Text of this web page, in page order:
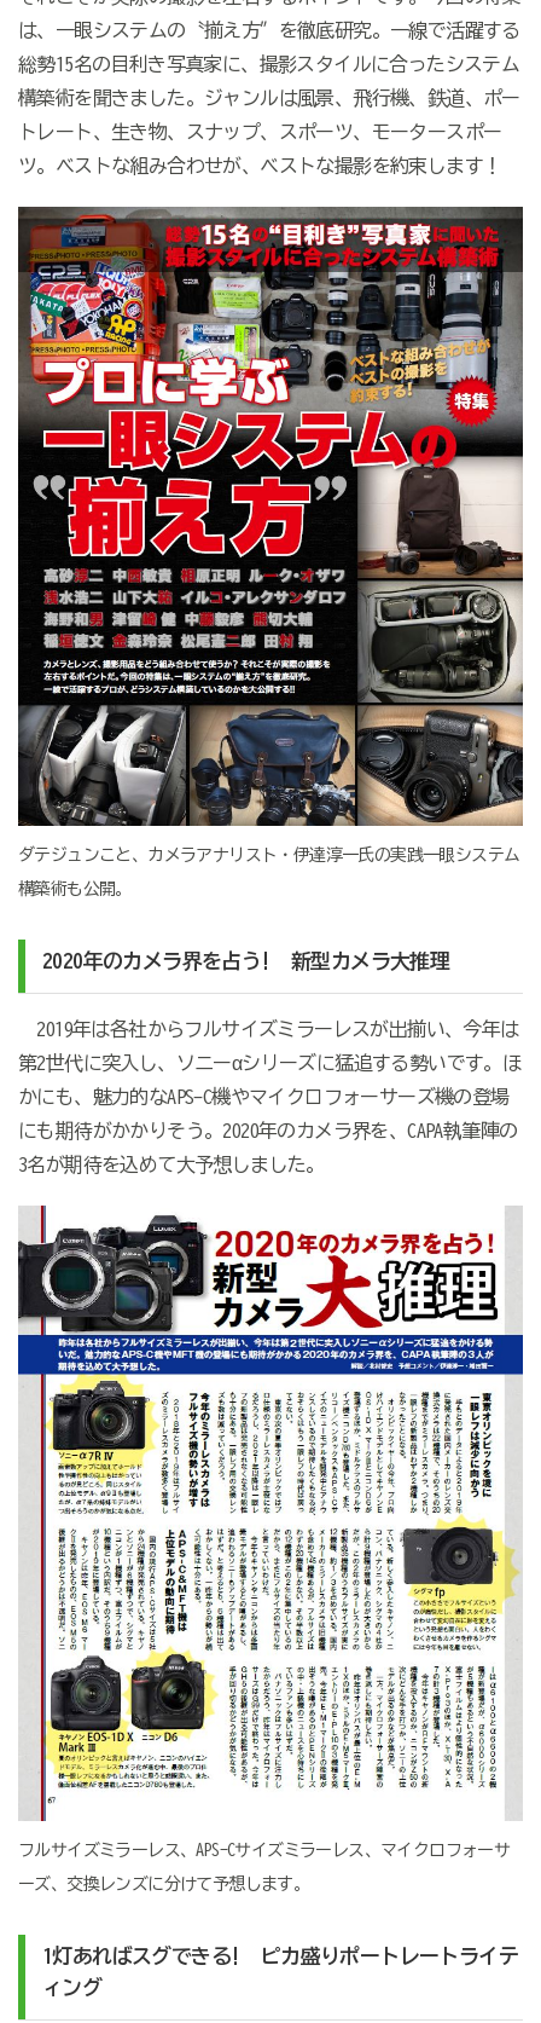
は、一眼システムの〝揃え方″を徹底研究。一線で活躍する
総勢15名の目利き写真家に、撮影スタイルに合ったシステム
構築術を聞きました。ジャンルは風景、飛行機、鉄道、ポー
トレート、生き物、スナップ、スポーツ、モータースポー
ツ。ベストな組み合わせが、ベストな撮影を約束します！
ダテジュンこと、カメラアナリスト・伊達淳一氏の実践一眼システム
構築術も公開。
2020年のカメラ界を占う! 新型カメラ大推理
2019年は各社からフルサイズミラーレスが出揃い、今年は
第2世代に突入し、ソニーαシリーズに猛追する勢いです。ほ
かにも、魅力的なAPS-C機やマイクロフォーサーズ機の登場
にも期待がかかりそう。2020年のカメラ界を、CAPA執筆陣の
3名が期待を込めて大予想しました。
フルサイズミラーレス、APS-Cサイズミラーレス、マイクロフォーサ
ーズ、交換レンズに分けて予想します。
1灯あればスグできる! ピカ盛りポートレートライテ
ィング